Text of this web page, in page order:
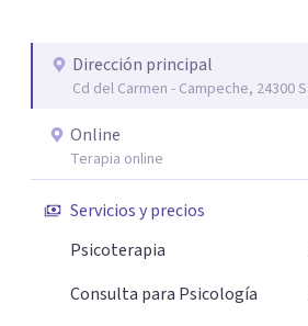
auténtica y comunicación clara y
seguridad emocional y una dirección
de cambio.
Dirección principal
Cd del Carmen - Campeche, 24300
Online
Terapia online
Servicios y precios
Psicoterapia
Consulta para Psicología